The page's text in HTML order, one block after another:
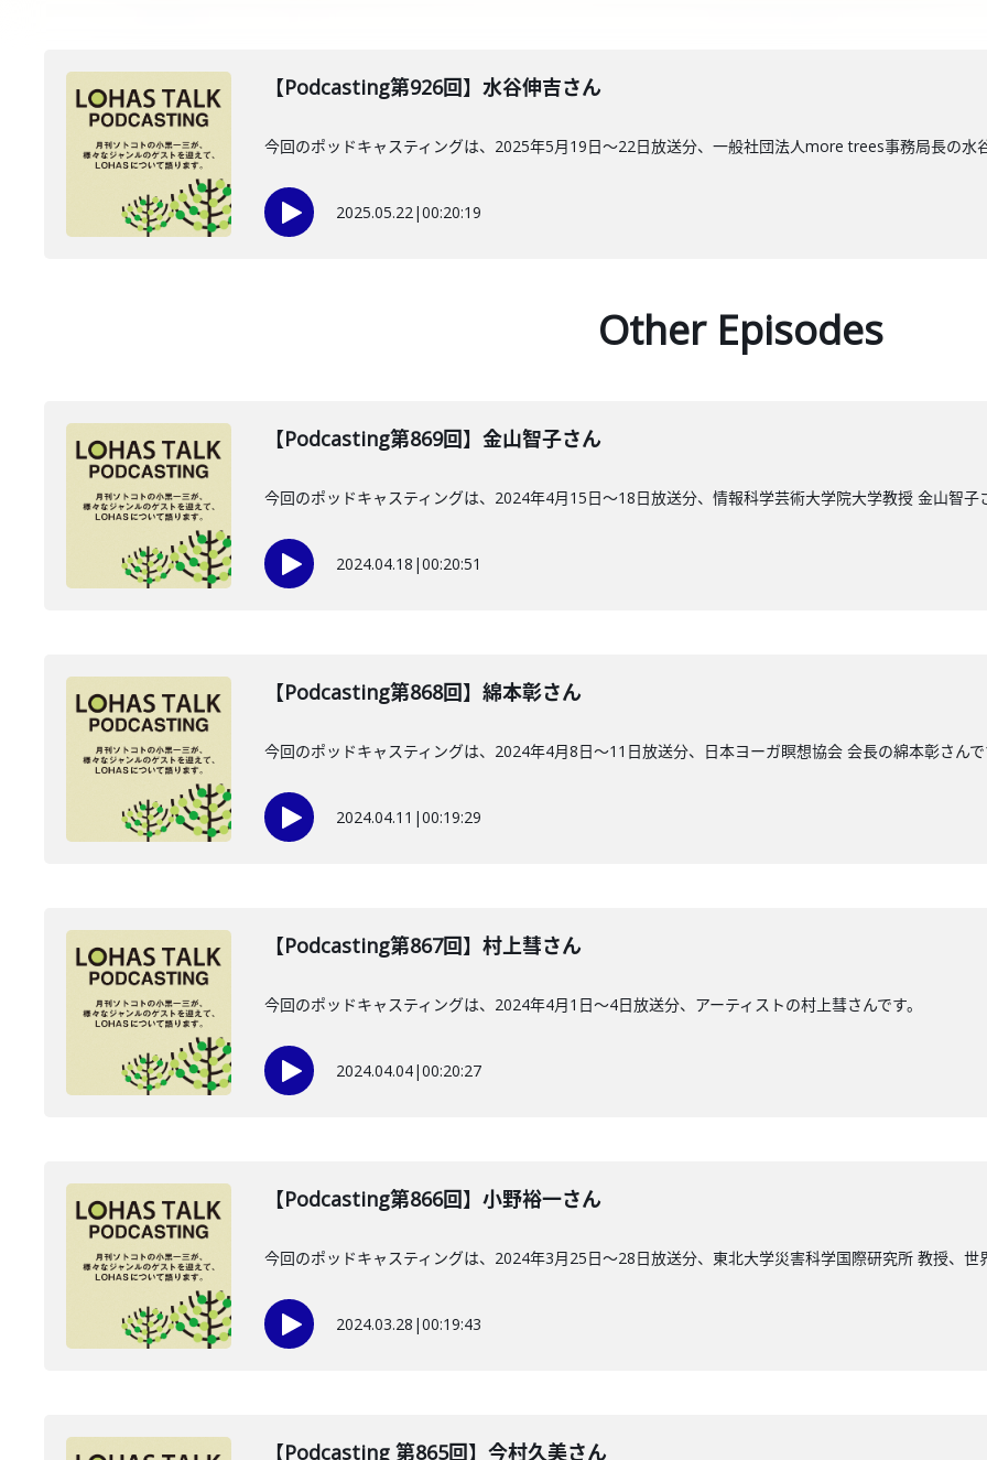
【Podcasting第926回】水谷伸吉さん
今回のポッドキャスティングは、2025年5月19日〜22日放送分、一般社団法人more trees事務局長の水
2025.05.22|00:20:19
Other Episodes
【Podcasting第869回】金山智子さん
今回のポッドキャスティングは、2024年4月15日〜18日放送分、情報科学芸術大学院大学教授 金山智子
2024.04.18 |00:20:51
【Podcasting第868回】綿本彰さん
今回のポッドキャスティングは、2024年4月8日〜11日放送分、日本ヨーガ瞑想協会 会長の綿本彰さん
2024.04.11 |00:19:29
【Podcasting第867回】村上彗さん
今回のポッドキャスティングは、2024年4月1日〜4日放送分、アーティストの村上彗さんです。
2024.04.04|00:20:27
【Podcasting第866回】小野裕一さん
今回のポッドキャスティングは、2024年3月25日〜28日放送分、東北大学災害科学国際研究所 教授、
2024.03.28 |00:19:43
【Podcasting 第865回】今村久美さん